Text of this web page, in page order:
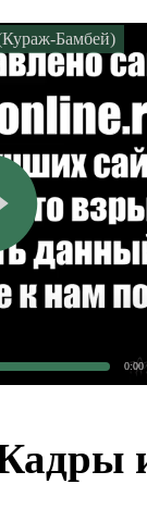
Бамбей)
0:00